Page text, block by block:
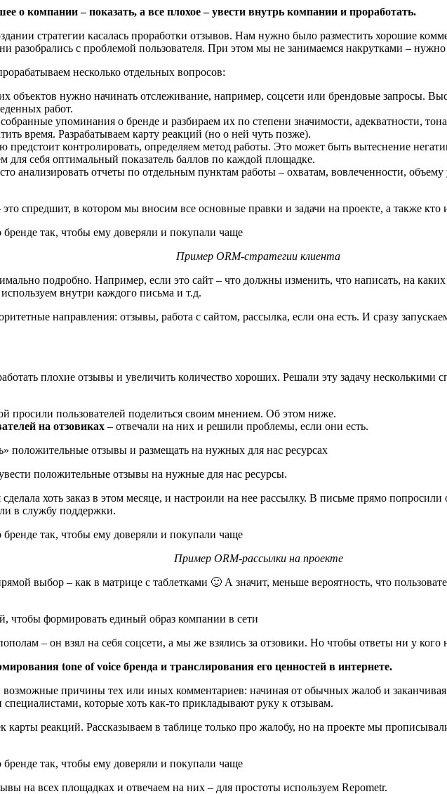
о компании – показать, а все плохое – увести внутрь компании и проработать.
стратегии касалась проработки отзывов. Нам нужно было разместить хорошие
разобрались с проблемой пользователя. При этом мы не занимаемся накрутками –
несколько отдельных вопросов:
объектов нужно начинать отслеживание, например, соцсети или брендовые запросы.
работ.
упоминания о бренде и разбираем их по степени значимости, адекватности,
время. Разрабатываем карту реакций (но о ней чуть позже).
контролировать, определяем метод работы. Это может быть вытеснение
для себя оптимальный показатель баллов по каждой площадке.
анализировать отчеты по отдельным пунктам работы – охватам, вовлеченности,
спредшит, в котором мы вносим все основные правки и задачи на проекте, а также кто
Пример ORM-стратегии клиента
подробно. Например, если это сайт – что должны изменить, что написать, на каких
внутри каждого письма и т.д.
направления: отзывы, работа с сайтом, рассылка, если она есть. И сразу
плохие отзывы и увеличить количество хороших. Решали эту задачу несколькими
просили пользователей поделиться своим мнением. Об этом ниже.
на отзовиках – отвечали на них и решили проблемы, если они есть.
положительные отзывы и размещать на нужных для нас ресурсах
положительные отзывы на нужные для нас ресурсы.
хоть заказ в этом месяце, и настроили на нее рассылку. В письме прямо
в службу поддержки.
Пример ORM-рассылки на проекте
выбор – как в матрице с таблетками 🙂 А значит, меньше вероятность, что
чтобы формировать единый образ компании в сети
– он взял на себя соцсети, а мы же взялись за отзовики. Но чтобы ответы ни у кого
tone of voice бренда и транслирования его ценностей в интернете.
причины тех или иных комментариев: начиная от обычных жалоб и
специалистами, которые хоть как-то прикладывают руку к отзывам.
карты реакций. Рассказываем в таблице только про жалобу, но на проекте мы
на всех площадках и отвечаем на них – для простоты используем Repometr.